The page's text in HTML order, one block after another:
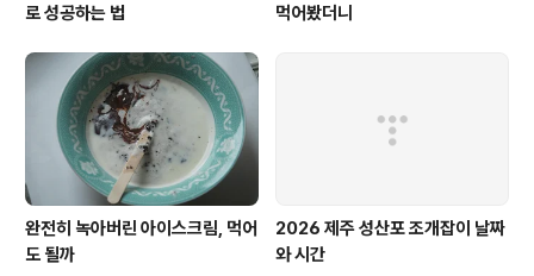
로 성공하는 법
먹어봤더니
완전히 녹아버린 아이스크림, 먹어
도 될까
2026 제주 성산포 조개잡이 날짜
와 시간